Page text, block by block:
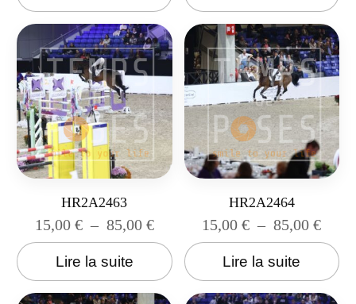
HR2A2463
15,00 € – 85,00 €
Lire la suite
HR2A2464
15,00€ – 85,00€
Lire la suite